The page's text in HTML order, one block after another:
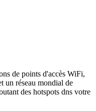
de points d'accès WiFi,
un réseau mondial de
des hotspots dns votre